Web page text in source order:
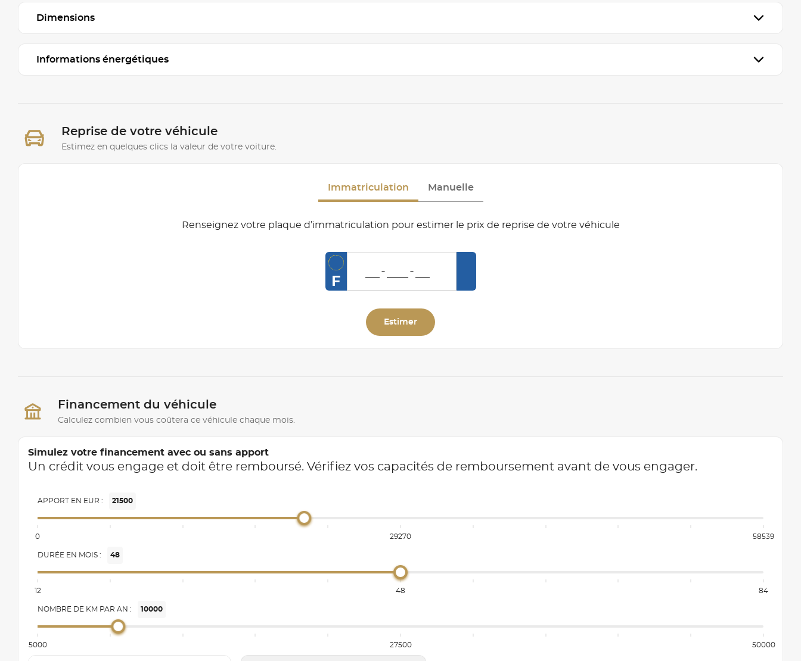
Dimensions
Informations énergétiques
Reprise de votre véhicule
Estimez en quelques clics la valeur de votre voiture.
Immatriculation Manuelle
Renseignez votre plaque d’immatriculation pour estimer le prix de reprise de votre véhicule
F
Estimer
Financement du véhicule
Calculez combien vous coûtera ce véhicule chaque mois.
Simulez votre financement avec ou sans apport
Un crédit vous engage et doit être remboursé. Vérifiez vos capacités de remboursement avant de vous engager.
APPORT EN EUR : 21500
0 29270 58539
DURÉE EN MOIS : 48
12 48 84
NOMBRE DE KM PAR AN : 10000
5000 27500 50000